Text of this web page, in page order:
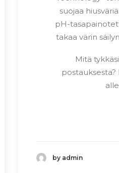
suojaa
pH-
takaa värin
Mitä
by admin